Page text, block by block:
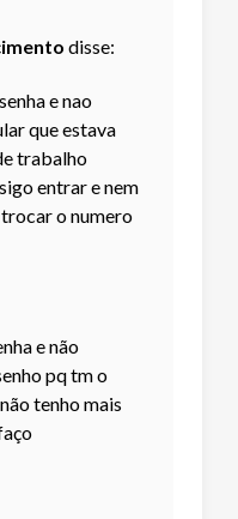
disse:
e nao
que estava
trabalho
entrar e nem
o numero
e não
pq tm o
tenho mais